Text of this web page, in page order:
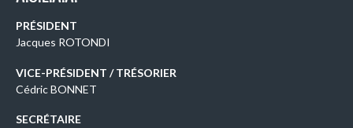
PRÉSIDENT
Jacques ROTONDI
VICE-PRÉSIDENT / TRÉSORIER
Cédric BONNET
SECRÉTAIRE